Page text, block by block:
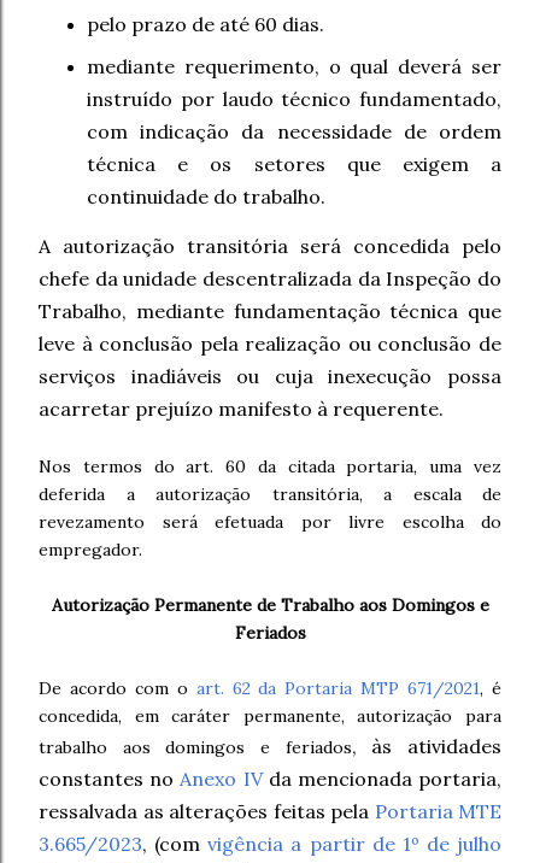
pelo prazo de até 60 dias.
mediante requerimento, o qual deverá ser
instruído por laudo técnico fundamentado,
com indicação da necessidade de ordem
técnica e os setores que exigem a
continuidade do trabalho.
A autorização transitória será concedida pelo
chefe da unidade descentralizada da Inspeção do
Trabalho, mediante fundamentação técnica que
leve à conclusão pela realização ou conclusão de
serviços inadiáveis ou cuja inexecução possa
acarretar prejuízo manifesto à requerente.
Nos termos do art. 60 da citada portaria, uma vez
deferida a autorização transitória, a escala de
revezamento será efetuada por livre escolha do
empregador.
Autorização Permanente de Trabalho aos Domingos e
Feriados
De acordo com o art. 62 da Portaria MTP 671/2021, é
concedida, em caráter permanente, autorização para
trabalho aos domingos e feriados, às atividades
constantes noAnexo IVda mencionada portaria,
ressalvada as alterações feitas pela Portaria MTE
3.665/2023, (comvigência a partir de 1º de julho